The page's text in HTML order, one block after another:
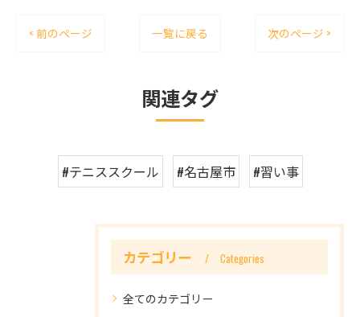
< 前のページ 一覧に戻る 次のページ >
関連タグ
#テニススクール #名古屋市 #習い事
カテゴリー Categories
全てのカテゴリー